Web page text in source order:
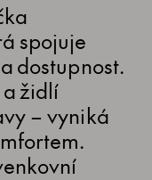
spojuje
dostupnost.
židlí
– vyniká